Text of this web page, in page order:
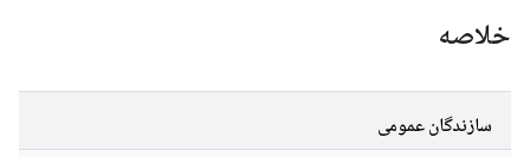
خلاصه
سازندگان عمومی